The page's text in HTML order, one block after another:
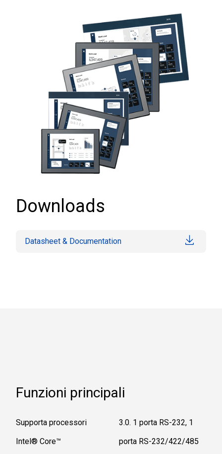
Downloads
Datasheet & Documentation
Funzioni principali
Supporta processori
Intel® Core™
3.0. 1 porta RS-232, 1
porta RS-232/422/485